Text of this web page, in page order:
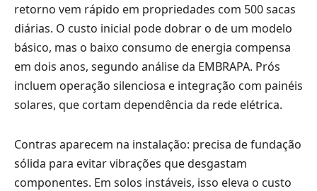
retorno vem rápido em propriedades com 500 sacas
diárias. O custo inicial pode dobrar o de um modelo
básico, mas o baixo consumo de energia compensa
em dois anos, segundo análise da EMBRAPA. Prós
incluem operação silenciosa e integração com painéis
solares, que cortam dependência da rede elétrica.
Contras aparecem na instalação: precisa de fundação
sólida para evitar vibrações que desgastam
componentes. Em solos instáveis, isso eleva o custo